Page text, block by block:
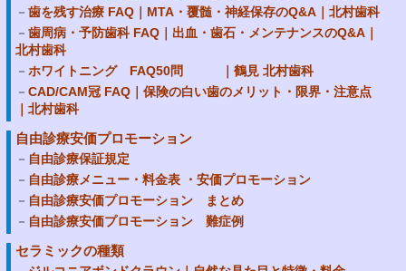
歯を残す治療 FAQ｜MTA・覆髄・神経保存のQ&A｜北村歯科
歯周病・予防歯科 FAQ｜出血・歯石・メンテナンスのQ&A｜
北村歯科
ホワイトニング FAQ50問 ｜鶴見 北村歯科
CAD/CAM冠 FAQ｜保険の白い歯のメリット・限界・注意点
｜北村歯科
自由診療安価プロモーション
自由診療保証規定
自由診療メニュー・料金表 ・安価プロモーション
自由診療安価プロモーション まとめ
自由診療安価プロモーション 難症例
セラミックの種類